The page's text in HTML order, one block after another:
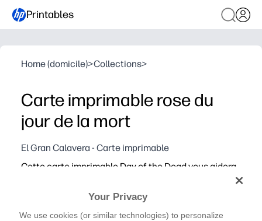
Printables
Home (domicile)>Collections>
Carte imprimable rose du
jour de la mort
El Gran Calavera - Carte imprimable
Cette carte imprimable Day of the Dead vous aidera
Your Privacy
We use cookies (or similar technologies) to personalize